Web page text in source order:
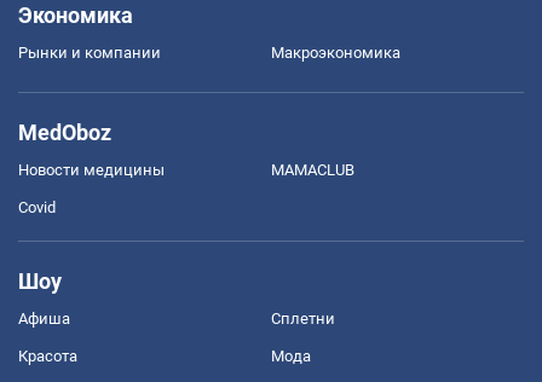
Экономика
Рынки и компании Mакроэкономика
MedOboz
Новости медицины MAMACLUB
Covid
Шоу
Афиша Сплетни
Красота Мода